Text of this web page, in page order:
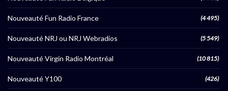
Nouveauté Fun Radio France (4 495)
Nouveauté NRJ ou NRJ Webradios (5 549)
Nouveauté Virgin Radio Montréal (10 815)
Nouveauté Y100 (426)